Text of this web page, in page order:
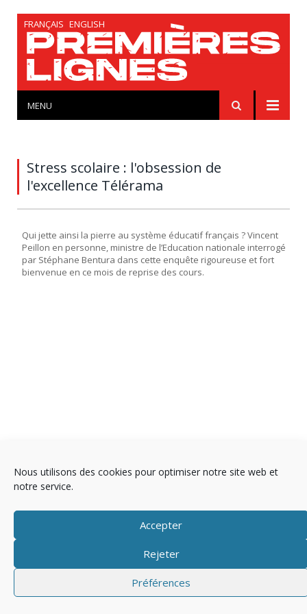
Nous utilisons des cookies pour optimiser notre site web et
notre service.
Accepter
Rejeter
Préférences
FRANÇAIS ENGLISH
MENU
Stress scolaire : l'obsession de
l'excellence Télérama
Qui jette ainsi la pierre au système éducatif français ? Vincent
Peillon en personne, ministre de l’Education nationale interrogé
par Stéphane Bentura dans cette enquête rigoureuse et fort
bienvenue en ce mois de reprise des cours.
Politique de cookies (EU)